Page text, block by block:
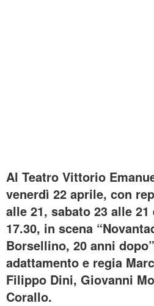
Al Teatro Vittorio
venerdì 22 aprile, con
alle 21, sabato 23 alle
17.30, in scena
Borsellino, 20 anni
adattamento e regia
Filippo Dini, Giovanni
Corallo.